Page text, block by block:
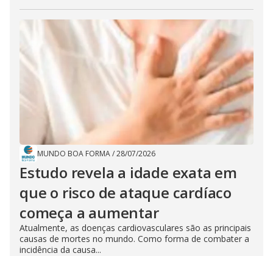
MUNDO BOA FORMA/28/07/2026
Estudo revela a idade exata em
que o risco de ataque cardíaco
começa a aumentar
Atualmente, as doenças cardiovasculares são as principais
causas de mortes no mundo. Como forma de combater a
incidência da causa...